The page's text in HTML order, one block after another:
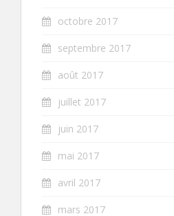
octobre 2017
septembre 2017
août 2017
juillet 2017
juin 2017
mai 2017
avril 2017
mars 2017